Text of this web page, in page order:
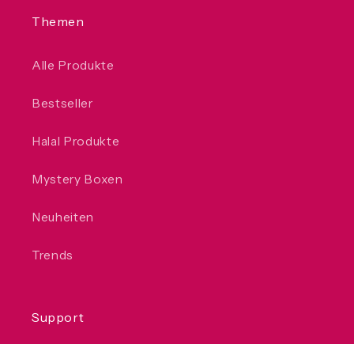
Themen
Alle Produkte
Bestseller
Halal Produkte
Mystery Boxen
Neuheiten
Trends
Support